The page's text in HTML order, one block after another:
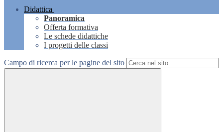
Didattica
Panoramica
Offerta formativa
Le schede didattiche
I progetti delle classi
Campo di ricerca per le pagine del sito